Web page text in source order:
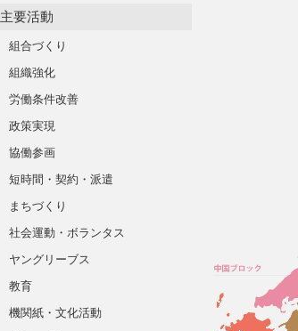
主要活動
組合づくり
組織強化
労働条件改善
政策実現
協働参画
短時間・契約・派遣
まちづくり
社会運動・ボランタス
ヤングリーブス
教育
機関紙・文化活動